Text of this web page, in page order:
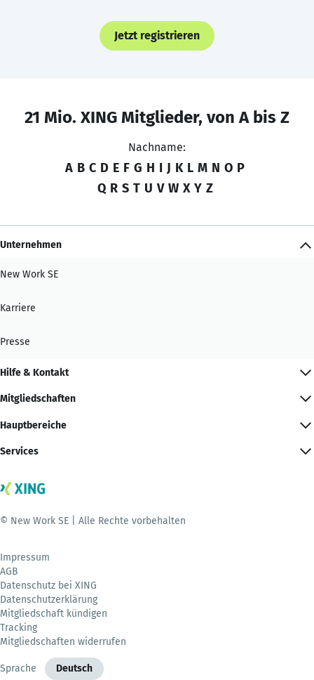
Jetzt registrieren
21 Mio. XING Mitglieder, von A bis Z
Nachname:
A B C D E F G H I J K L M N O P
Q R S T U V W X Y Z
Unternehmen
New Work SE
Karriere
Presse
Hilfe & Kontakt
Mitgliedschaften
Hauptbereiche
Services
© New Work SE | Alle Rechte vorbehalten
Impressum
AGB
Datenschutz bei XING
Datenschutzerklärung
Mitgliedschaft kündigen
Tracking
Mitgliedschaften widerrufen
Sprache Deutsch